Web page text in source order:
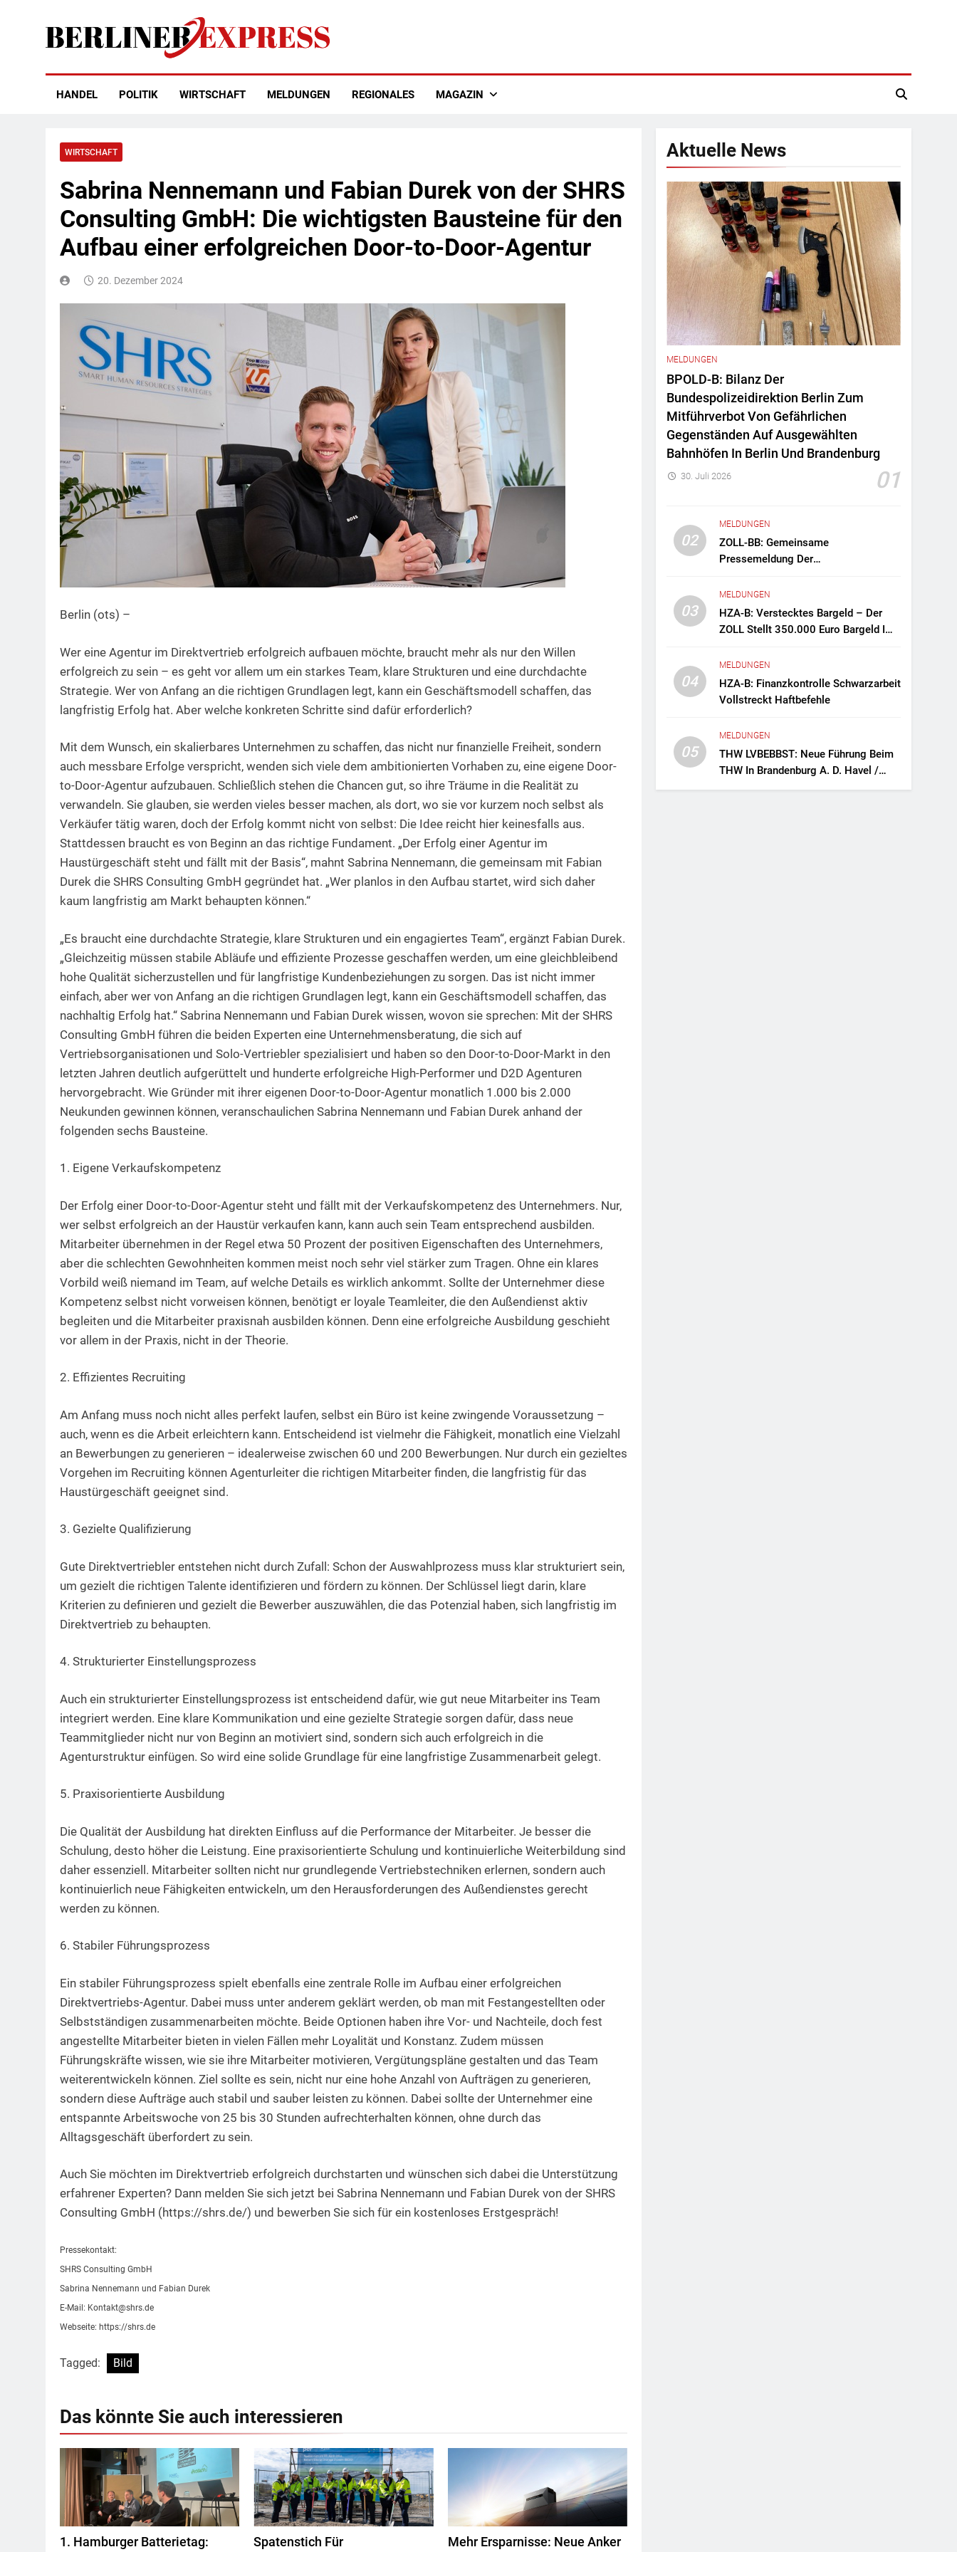
Berliner Express
HANDEL POLITIK WIRTSCHAFT MELDUNGEN REGIONALES MAGAZIN
WIRTSCHAFT
Sabrina Nennemann und Fabian Durek von der SHRS
Consulting GmbH: Die wichtigsten Bausteine für den
Aufbau einer erfolgreichen Door-to-Door-Agentur
20. Dezember 2024
Berlin (ots) –
Wer eine Agentur im Direktvertrieb erfolgreich aufbauen möchte, braucht mehr als nur den Willen
erfolgreich zu sein – es geht vor allem um ein starkes Team, klare Strukturen und eine durchdachte
Strategie. Wer von Anfang an die richtigen Grundlagen legt, kann ein Geschäftsmodell schaffen, das
langfristig Erfolg hat. Aber welche konkreten Schritte sind dafür erforderlich?
Mit dem Wunsch, ein skalierbares Unternehmen zu schaffen, das nicht nur finanzielle Freiheit, sondern
auch messbare Erfolge verspricht, wenden sich viele dem ambitionierten Vorhaben zu, eine eigene Door-
to-Door-Agentur aufzubauen. Schließlich stehen die Chancen gut, so ihre Träume in die Realität zu
verwandeln. Sie glauben, sie werden vieles besser machen, als dort, wo sie vor kurzem noch selbst als
Verkäufer tätig waren, doch der Erfolg kommt nicht von selbst: Die Idee reicht hier keinesfalls aus.
Stattdessen braucht es von Beginn an das richtige Fundament. „Der Erfolg einer Agentur im
Haustürgeschäft steht und fällt mit der Basis“, mahnt Sabrina Nennemann, die gemeinsam mit Fabian
Durek die SHRS Consulting GmbH gegründet hat. „Wer planlos in den Aufbau startet, wird sich daher
kaum langfristig am Markt behaupten können.“
„Es braucht eine durchdachte Strategie, klare Strukturen und ein engagiertes Team“, ergänzt Fabian Durek.
„Gleichzeitig müssen stabile Abläufe und effiziente Prozesse geschaffen werden, um eine gleichbleibend
hohe Qualität sicherzustellen und für langfristige Kundenbeziehungen zu sorgen. Das ist nicht immer
einfach, aber wer von Anfang an die richtigen Grundlagen legt, kann ein Geschäftsmodell schaffen, das
nachhaltig Erfolg hat.“ Sabrina Nennemann und Fabian Durek wissen, wovon sie sprechen: Mit der SHRS
Consulting GmbH führen die beiden Experten eine Unternehmensberatung, die sich auf
Vertriebsorganisationen und Solo-Vertriebler spezialisiert und haben so den Door-to-Door-Markt in den
letzten Jahren deutlich aufgerüttelt und hunderte erfolgreiche High-Performer und D2D Agenturen
hervorgebracht. Wie Gründer mit ihrer eigenen Door-to-Door-Agentur monatlich 1.000 bis 2.000
Neukunden gewinnen können, veranschaulichen Sabrina Nennemann und Fabian Durek anhand der
folgenden sechs Bausteine.
1. Eigene Verkaufskompetenz
Der Erfolg einer Door-to-Door-Agentur steht und fällt mit der Verkaufskompetenz des Unternehmers. Nur,
wer selbst erfolgreich an der Haustür verkaufen kann, kann auch sein Team entsprechend ausbilden.
Mitarbeiter übernehmen in der Regel etwa 50 Prozent der positiven Eigenschaften des Unternehmers,
aber die schlechten Gewohnheiten kommen meist noch sehr viel stärker zum Tragen. Ohne ein klares
Vorbild weiß niemand im Team, auf welche Details es wirklich ankommt. Sollte der Unternehmer diese
Kompetenz selbst nicht vorweisen können, benötigt er loyale Teamleiter, die den Außendienst aktiv
begleiten und die Mitarbeiter praxisnah ausbilden können. Denn eine erfolgreiche Ausbildung geschieht
vor allem in der Praxis, nicht in der Theorie.
2. Effizientes Recruiting
Am Anfang muss noch nicht alles perfekt laufen, selbst ein Büro ist keine zwingende Voraussetzung –
auch, wenn es die Arbeit erleichtern kann. Entscheidend ist vielmehr die Fähigkeit, monatlich eine Vielzahl
an Bewerbungen zu generieren – idealerweise zwischen 60 und 200 Bewerbungen. Nur durch ein gezieltes
Vorgehen im Recruiting können Agenturleiter die richtigen Mitarbeiter finden, die langfristig für das
Haustürgeschäft geeignet sind.
3. Gezielte Qualifizierung
Gute Direktvertriebler entstehen nicht durch Zufall: Schon der Auswahlprozess muss klar strukturiert sein,
um gezielt die richtigen Talente identifizieren und fördern zu können. Der Schlüssel liegt darin, klare
Kriterien zu definieren und gezielt die Bewerber auszuwählen, die das Potenzial haben, sich langfristig im
Direktvertrieb zu behaupten.
4. Strukturierter Einstellungsprozess
Auch ein strukturierter Einstellungsprozess ist entscheidend dafür, wie gut neue Mitarbeiter ins Team
integriert werden. Eine klare Kommunikation und eine gezielte Strategie sorgen dafür, dass neue
Teammitglieder nicht nur von Beginn an motiviert sind, sondern sich auch erfolgreich in die
Agenturstruktur einfügen. So wird eine solide Grundlage für eine langfristige Zusammenarbeit gelegt.
5. Praxisorientierte Ausbildung
Die Qualität der Ausbildung hat direkten Einfluss auf die Performance der Mitarbeiter. Je besser die
Schulung, desto höher die Leistung. Eine praxisorientierte Schulung und kontinuierliche Weiterbildung sind
daher essenziell. Mitarbeiter sollten nicht nur grundlegende Vertriebstechniken erlernen, sondern auch
kontinuierlich neue Fähigkeiten entwickeln, um den Herausforderungen des Außendienstes gerecht
werden zu können.
6. Stabiler Führungsprozess
Ein stabiler Führungsprozess spielt ebenfalls eine zentrale Rolle im Aufbau einer erfolgreichen
Direktvertriebs-Agentur. Dabei muss unter anderem geklärt werden, ob man mit Festangestellten oder
Selbstständigen zusammenarbeiten möchte. Beide Optionen haben ihre Vor- und Nachteile, doch fest
angestellte Mitarbeiter bieten in vielen Fällen mehr Loyalität und Konstanz. Zudem müssen
Führungskräfte wissen, wie sie ihre Mitarbeiter motivieren, Vergütungspläne gestalten und das Team
weiterentwickeln können. Ziel sollte es sein, nicht nur eine hohe Anzahl von Aufträgen zu generieren,
sondern diese Aufträge auch stabil und sauber leisten zu können. Dabei sollte der Unternehmer eine
entspannte Arbeitswoche von 25 bis 30 Stunden aufrechterhalten können, ohne durch das
Alltagsgeschäft überfordert zu sein.
Auch Sie möchten im Direktvertrieb erfolgreich durchstarten und wünschen sich dabei die Unterstützung
erfahrener Experten? Dann melden Sie sich jetzt bei Sabrina Nennemann und Fabian Durek von der SHRS
Consulting GmbH (https://shrs.de/) und bewerben Sie sich für ein kostenloses Erstgespräch!
Pressekontakt:
SHRS Consulting GmbH
Sabrina Nennemann und Fabian Durek
E-Mail: Kontakt@shrs.de
Webseite: https://shrs.de
Tagged: Bild
Das könnte Sie auch interessieren
1. Hamburger Batterietag:
Spatenstich Für
Mehr Ersparnisse: Neue Anker
Aktuelle News
MELDUNGEN
BPOLD-B: Bilanz Der
Bundespolizeidirektion Berlin Zum
Mitführverbot Von Gefährlichen
Gegenständen Auf Ausgewählten
Bahnhöfen In Berlin Und Brandenburg
01
30. Juli 2026
02
MELDUNGEN
ZOLL-BB: Gemeinsame
Pressemeldung Der
Zollfahndungsamtes Berlin-
Brandenburg Zollfahndung Hebt
Mutmaßliches Drogenlabor Aus
03
MELDUNGEN
HZA-B: Verstecktes Bargeld – Der
ZOLL Stellt 350.000 Euro Bargeld Im
04
MELDUNGEN
HZA-B: Finanzkontrolle Schwarzarbeit
Vollstreckt Haftbefehle
05
MELDUNGEN
THW LVBEBBST: Neue Führung Beim
THW In Brandenburg A. D. Havel /
Zwei Frauen An Der Spitze Des